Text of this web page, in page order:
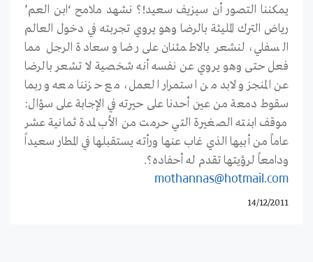
يمكننا التصور أن سيزيف سعيد!؟ نشهد ملامح ‘ابن العم’
رياض الترك المليئة بالرضا وهو يروي تجربته في دخول العالم
السفلي، لنشعر بالاطمئنان على رضا وسعادة الرجل مما
فعل حتى وهو يروي عن نفسه أنه شخصية لا تشعر بالرضا
عن المنجز ولابد من استمرار العمل، مع حزننا معه وربما
سقوط دمعة من عين أحدنا على حيرته في الإجابة على سؤال:
موقف ابنته الصغيرة التي حرمت من الأب لمدة ثمانية عشر
عاماً من أبيها الذي غاب عنها ورأته يستقبلها في المطار سعيداً
ودامعاً لرؤيتها تقدم له أحفاده؟.
mothannas@hotmail.com
14/12/2011